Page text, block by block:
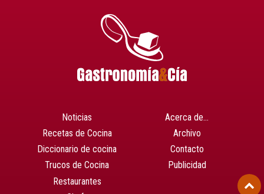
Noticias
Recetas de Cocina
Diccionario de cocina
Trucos de Cocina
Restaurantes
Acerca de…
Archivo
Contacto
Publicidad